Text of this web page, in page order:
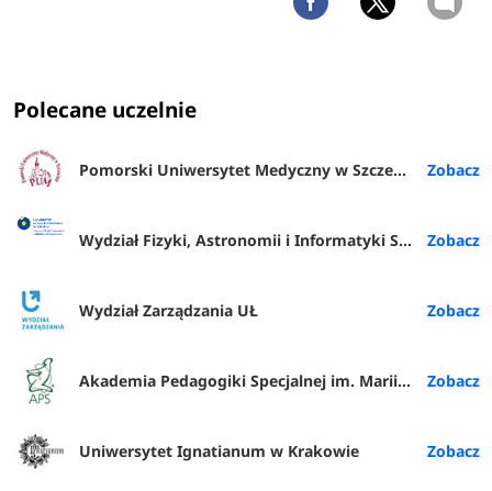
Polecane uczelnie
Pomorski Uniwersytet Medyczny w Szczecinie
Wydział Fizyki, Astronomii i Informatyki Stosowanej
Wydział Zarządzania UŁ
Akademia Pedagogiki Specjalnej im. Marii Grzegorzewskiej w Warszawie
Uniwersytet Ignatianum w Krakowie